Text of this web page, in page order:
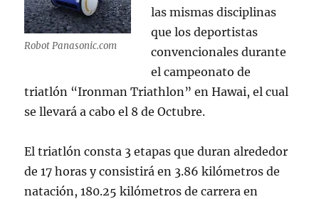
Robot Panasonic.com
las mismas disciplinas
que los deportistas
convencionales durante
el campeonato de
triatlón “Ironman Triathlon” en Hawai, el cual
se llevará a cabo el 8 de Octubre.
El triatlón consta 3 etapas que duran alrededor
de 17 horas y consistirá en 3.86 kilómetros de
natación, 180.25 kilómetros de carrera en